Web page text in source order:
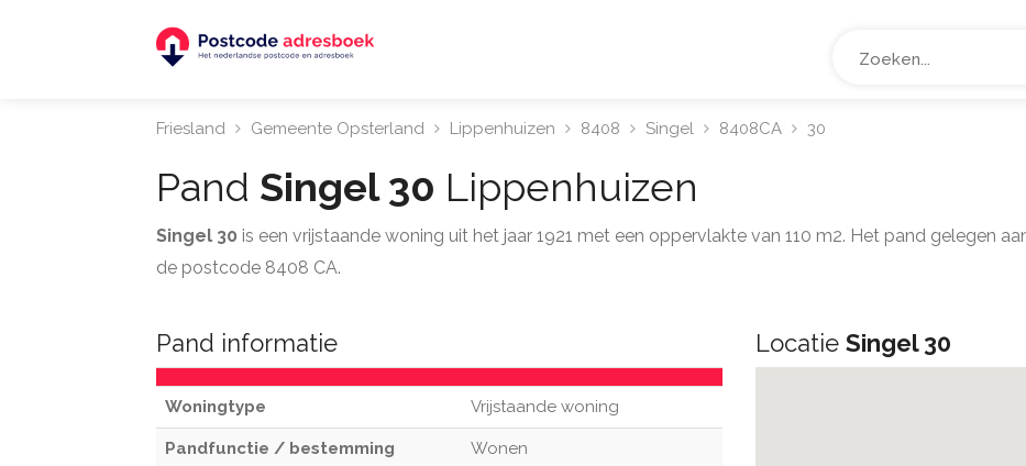
Friesland Gemeente Opsterland Lippenhuizen 8408 Singel 8408CA 30
Pand Singel 30 Lippenhuizen
Singel 30 is een vrijstaande woning uit het jaar 1921 met een oppervlakte van 110 m2. Het pand gelegen
de postcode 8408 CA.
Pand informatie
Woningtype Vrijstaande woning
Pandfunctie / bestemming Wonen
Locatie Singel 30